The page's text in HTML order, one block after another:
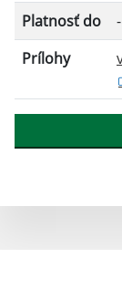
Platnosť do
-
Prílohy